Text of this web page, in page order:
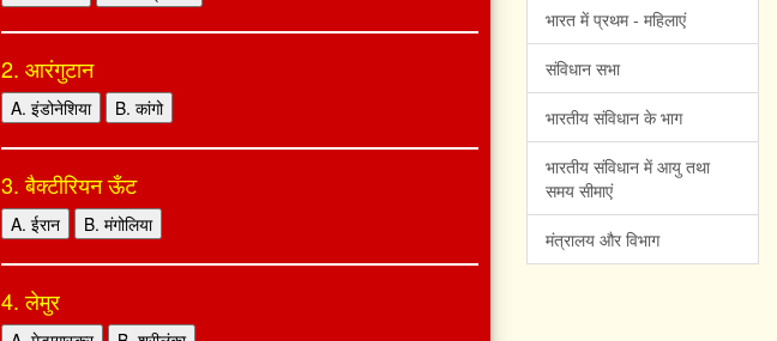
2. आरंगुटान
A. इंडोनेशिया B. कांगो
3. बैक्टीरियन ऊँट
A. ईरान B. मंगोलिया
4. लेमुर
भारत में प्रथम - महिलाएं
संविधान सभा
भारतीय संविधान के भाग
भारतीय संविधान में आयु तथा
समय सीमाएं
मंत्रालय और विभाग